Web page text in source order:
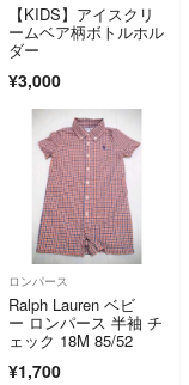
【KIDS】アイスクリ
ームベア柄ボトルホル
ダー
¥3,000
ロンパース
Ralph Lauren ベビ
ー ロンパース 半袖 チ
ェック 18M 85/52
¥1,700